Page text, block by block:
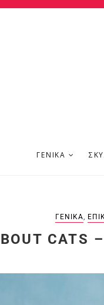
ΓΕΝΙΚΆ
ΓΕΝΙΚΆ,
CATS